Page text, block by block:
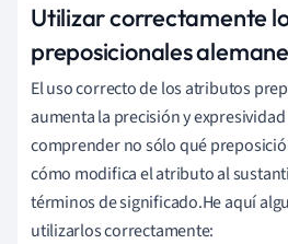
Utilizar correctamente
preposicionales
El uso correcto de los atributos
aumenta la precisión y
comprender no sólo qué
cómo modifica el atributo al
términos de significado.He aquí
utilizarlos correctamente: